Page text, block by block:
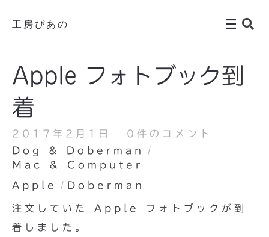
工房ぴあの
Apple フォトブック到
着
2017年2月1日
0件のコメント
Dog & Doberman
Mac & Computer
Apple Doberman
注文していた Apple フォトブックが到
着しました。